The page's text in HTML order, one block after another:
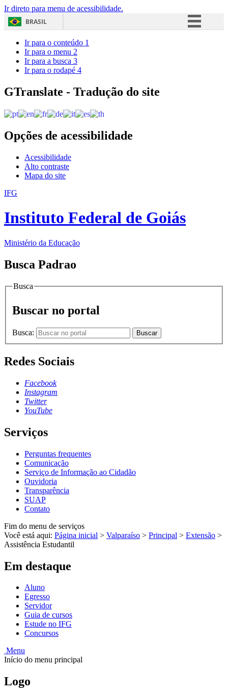
Ir direto para menu de acessibilidade.
BRASIL
Acesso à informação
Ir para o conteúdo 1
Ir para o menu 2
Ir para a busca 3
Ir para o rodapé 4
GTranslate - Tradução do site
Opções de acessibilidade
Acessibilidade
Alto contraste
Mapa do site
IFG
Instituto Federal de Goiás
Ministério da Educação
Busca Padrao
Busca
Buscar no portal
Busca: Buscar
Redes Sociais
Facebook
Instagram
Twitter
YouTube
Serviços
Perguntas frequentes
Comunicação
Serviço de Informação ao Cidadão
Ouvidoria
Transparência
SUAP
Contato
Fim do menu de serviços
Você está aqui: Página inicial > Valparaíso > Principal > Extensão >
Assistência Estudantil
Em destaque
Aluno
Egresso
Servidor
Guia de cursos
Estude no IFG
Concursos
Menu
Início do menu principal
Logo